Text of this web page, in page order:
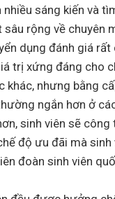
sáng kiến và
rộng về chuyên
dụng đánh giá rất
trị xứng đáng cho
nhưng bằng
ngắn hơn ở
sinh viên sẽ
độ ưu đãi mà
đoàn sinh viên